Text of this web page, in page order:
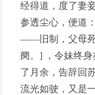
经得道，度了妻
参透尘心，便道
——旧制，父母死
阕。] ，令妹终身
了月余，告辞回苏
流光如驶，又是